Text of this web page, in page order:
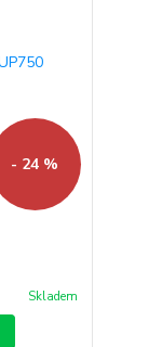
- 24 %
Skladem